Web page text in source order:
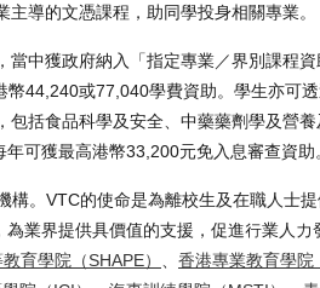
導的文憑課程，助同學投身相關專業。
中獲政府納入「指定專業／界別課程
44,240或77,040學費資助。學生亦可
括食品科學及安全、中藥藥劑學及營
可獲最高港幣33,200元免入息審查資助
。VTC的使命是為離校生及在職人士
業界提供具價值的支援，促進行業人
育學院（SHAPE） 香港專業教育學院